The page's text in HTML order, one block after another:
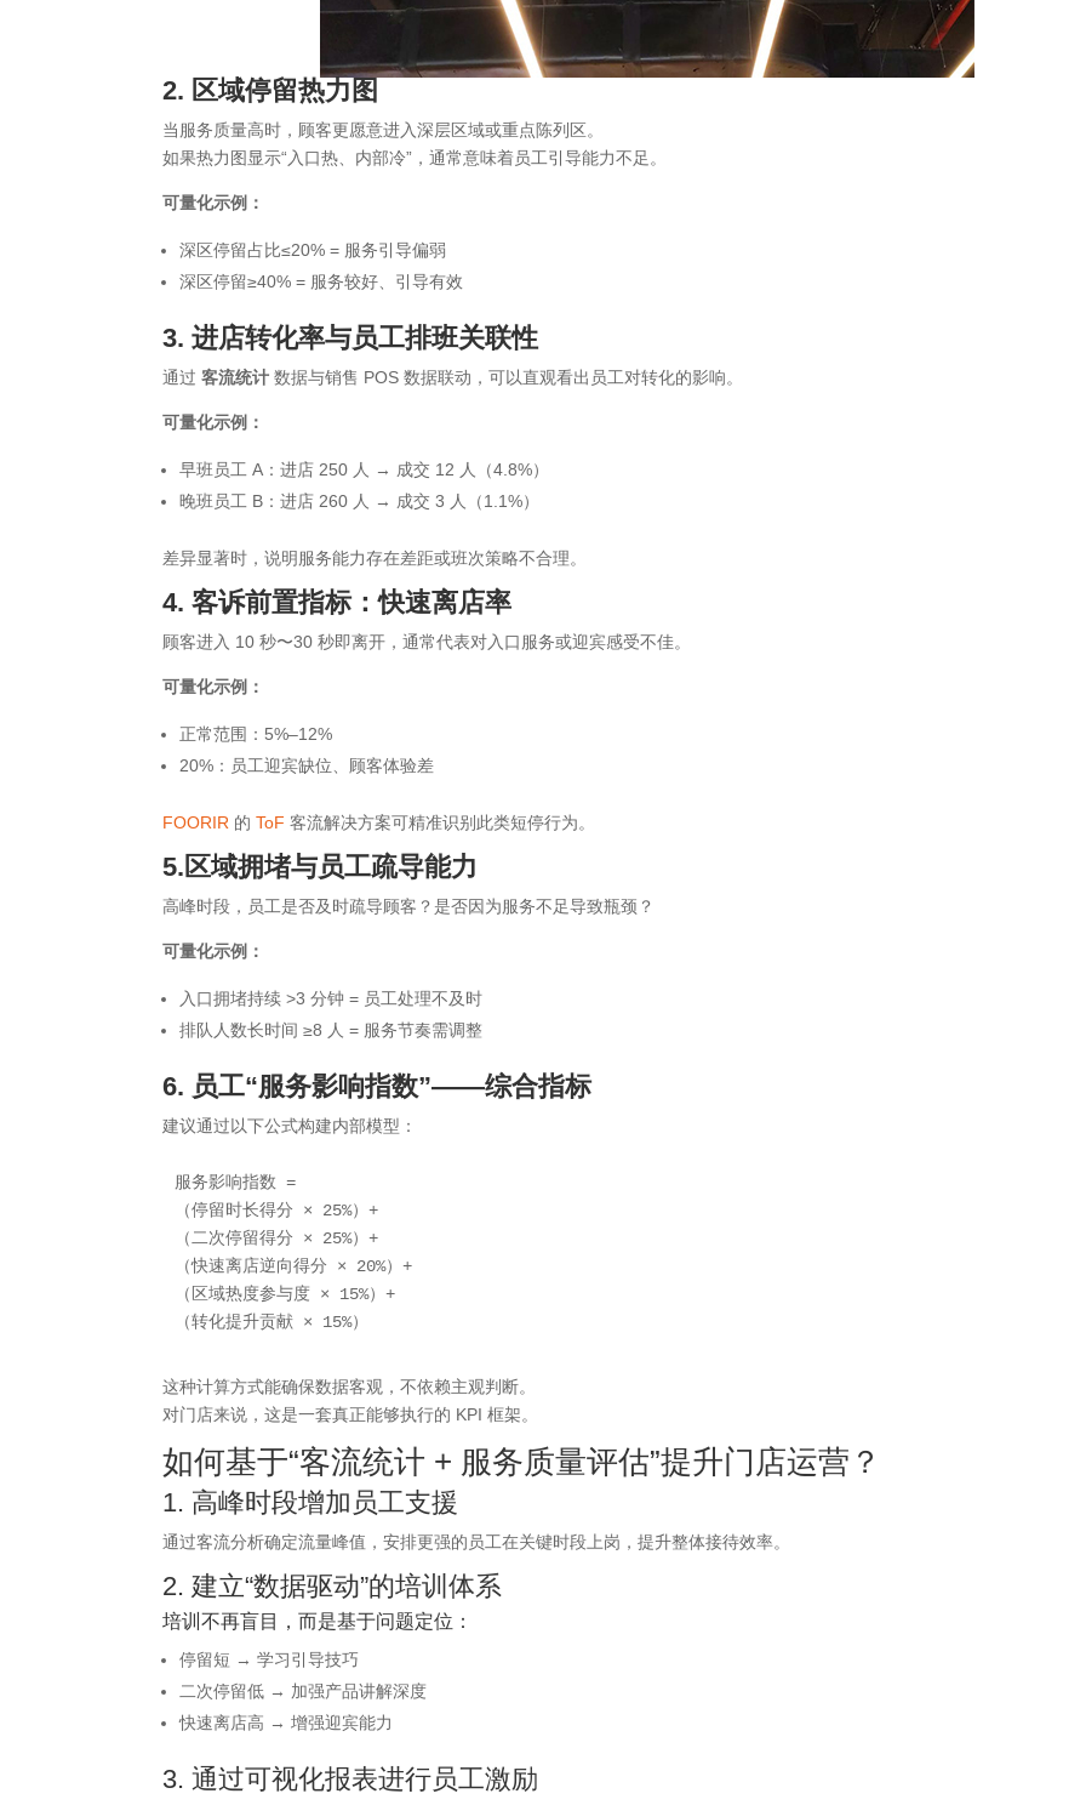
2. 区域停留热力图
当服务质量高时，顾客更愿意进入深层区域或重点陈列区。
如果热力图显示“入口热、内部冷”，通常意味着员工引导能力不足。
可量化示例：
深区停留占比≤20% = 服务引导偏弱
深区停留≥40% = 服务较好、引导有效
3. 进店转化率与员工排班关联性
通过客流统计 数据与销售 POS 数据联动，可以直观看出员工对转化的影响。
可量化示例：
早班员工 A：进店 250 人 → 成交 12 人（4.8%）
晚班员工 B：进店 260 人 → 成交 3 人（1.1%）
差异显著时，说明服务能力存在差距或班次策略不合理。
4. 客诉前置指标：快速离店率
顾客进入 10 秒〜30 秒即离开，通常代表对入口服务或迎宾感受不佳。
可量化示例：
正常范围：5%–12%
20%：员工迎宾缺位、顾客体验差
FOORIR 的 ToF客流解决方案可精准识别此类短停行为。
5. 区域拥堵与员工疏导能力
高峰时段，员工是否及时疏导顾客？是否因为服务不足导致瓶颈？
可量化示例：
入口拥堵持续 >3 分钟 = 员工处理不及时
排队人数长时间 ≥8 人 = 服务节奏需调整
6. 员工“服务影响指数”——综合指标
建议通过以下公式构建内部模型：
服务影响指数 =
（停留时长得分 × 25%）+
（二次停留得分 × 25%）+
（快速离店逆向得分 × 20%）+
（区域热度参与度 × 15%）+
这种计算方式能确保数据客观，不依赖主观判断。
对门店来说，这是一套真正能够执行的 KPI 框架。
如何基于“客流统计 + 服务质量评估”提升门店运营？
1. 高峰时段增加员工支援
通过客流分析确定流量峰值，安排更强的员工在关键时段上岗，提升整体接待效率。
2. 建立“数据驱动”的培训体系
培训不再盲目，而是基于问题定位：
停留短 → 学习引导技巧
二次停留低 → 加强产品讲解深度
快速离店高 → 增强迎宾能力
3. 通过可视化报表进行员工激励